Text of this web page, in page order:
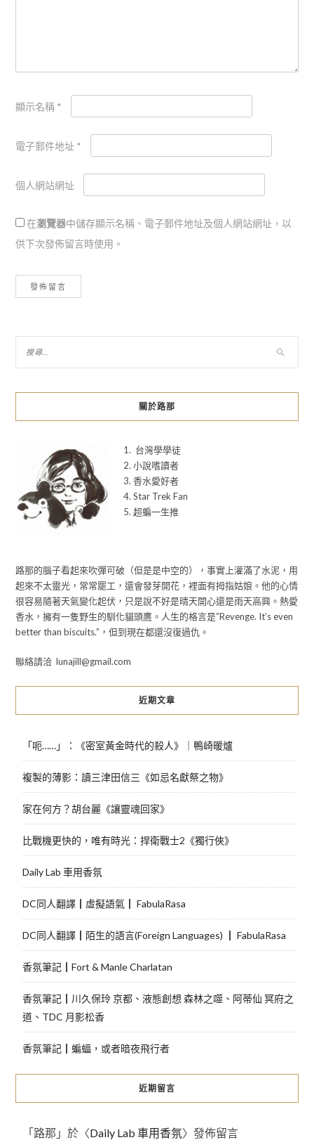
顯示名稱 *
電子郵件地址 *
個人網站網址
在瀏覽器中儲存顯示名稱、電子郵件地址及個人網站網址，以
供下次發佈留言時使用。
關於路那
1. 台灣學學徒
2. 小說嗜讀者
3. 香水愛好者
4. Star Trek Fan
5. 超蝙一生推
路那的腦子看起來吹彈可破（但是是中空的），事實上灌滿了水泥，用
起來不太靈光，常常罷工，還會發芽開花，裡面有拇指姑娘。他的心情
很容易隨著天氣變化起伏，只是說不好是晴天開心還是雨天高興。熱愛
香水，擁有一隻野生的馴化貓頭鷹。人生的格言是”Revenge. It’s even
better than biscuits.”，但到現在都還沒復過仇。
聯絡請洽 lunajill@gmail.com
近期文章
「呃……」：《密室黃金時代的殺人》｜鴨崎暖爐
複製的薄影：讀三津田信三《如忌名獻祭之物》
家在何方？胡台麗《讓靈魂回家》
比戰機更快的，唯有時光：捍衛戰士2《獨行俠》
Daily Lab 車用香氛
DC同人翻譯┃虛擬語氣┃ FabulaRasa
DC同人翻譯┃陌生的語言(Foreign Languages) ┃ FabulaRasa
香氛筆記┃Fort & Manle Charlatan
香氛筆記┃川久保玲 京都、液態創想 森林之噬、阿蒂仙 冥府之
道、TDC 月影松香
香氛筆記┃蝙蝠，或者暗夜飛行者
近期留言
「路那 」於〈Daily Lab 車用香氛〉發佈留言